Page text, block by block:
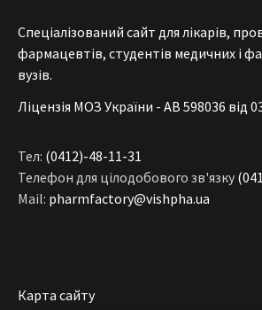
Спеціалізований сайт для лікарів,
фармацевтів, студентів медичних і
вузів.
Ліцензія МОЗ України - АВ 598036 від
Тел: (0412)-48-11-31
Телефон для цілодобового зв'язку
Mail: pharmfactory@vishpha.ua
Карта сайту